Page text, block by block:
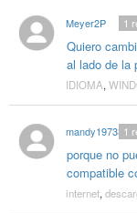
Meyer2P
Quiero
al lado de la
1
IDIOMA,
mandy19733
porque no
compatible
1
internet,